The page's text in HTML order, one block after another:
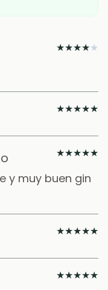
★★★★★
★★★★★
★★★★★
y muy buen gin
★★★★★
★★★★★